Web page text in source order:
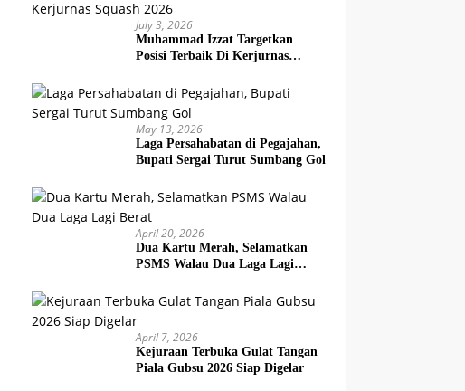
July 3, 2026
Muhammad Izzat Targetkan
Posisi Terbaik Di Kerjurnas
May 13, 2026
Laga Persahabatan di Pegajahan,
Bupati Sergai Turut Sumbang Gol
April 20, 2026
Dua Kartu Merah, Selamatkan
PSMS Walau Dua Laga Lagi
April 7, 2026
Kejuraan Terbuka Gulat Tangan
Piala Gubsu 2026 Siap Digelar